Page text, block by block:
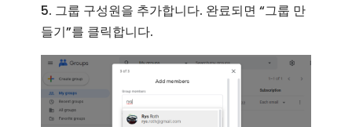
5. 그룹 구성원을 추가합니다. 완료되면 “그룹 만
들기”를 클릭합니다.